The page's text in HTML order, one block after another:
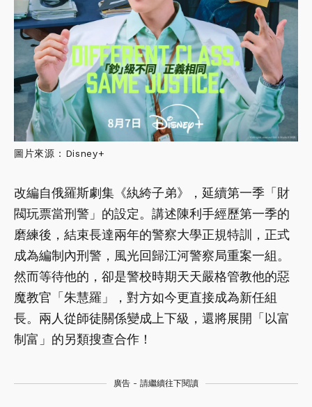
圖片來源：Disney+
改編自俄羅斯劇集《紈絝子弟》，延續第一季「財
閥玩票當刑警」的設定。講述陳利手經歷第一季的
磨練後，結束長達兩年的警察大學正規特訓，正式
成為編制內刑警，風光回歸江河警察局重案一組。
然而等待他的，卻是警校時期天天嚴格管教他的惡
魔教官「朱慧羅」，對方如今更直接成為新任組
長。兩人從師徒關係變成上下級，還將展開「以富
制富」的另類搜查合作！
廣告 - 請繼續往下閱讀